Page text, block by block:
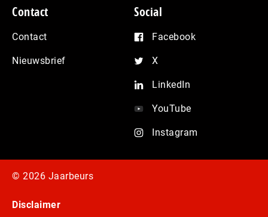
Contact
Contact
Nieuwsbrief
Social
Facebook
X
LinkedIn
YouTube
Instagram
© 2026 Jaarbeurs
Disclaimer